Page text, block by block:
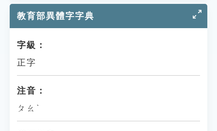
教育部異體字字典
字級：
正字
注音：
ㄆㄠˋ